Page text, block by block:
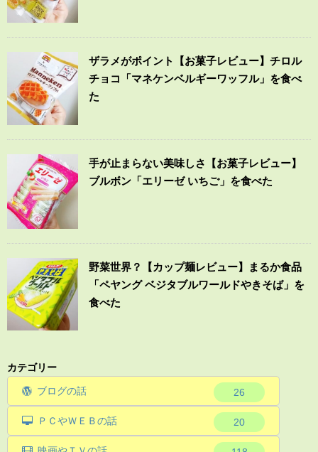
ザラメがポイント【お菓子レビュー】チロル
チョコ「マネケンベルギーワッフル」を食べ
た
手が止まらない美味しさ【お菓子レビュー】
ブルボン「エリーゼ いちご」を食べた
野菜世界？【カップ麺レビュー】まるか食品
「ペヤング ベジタブルワールドやきそば」を
食べた
カテゴリー
ブログの話 26
ＰＣやＷＥＢの話 20